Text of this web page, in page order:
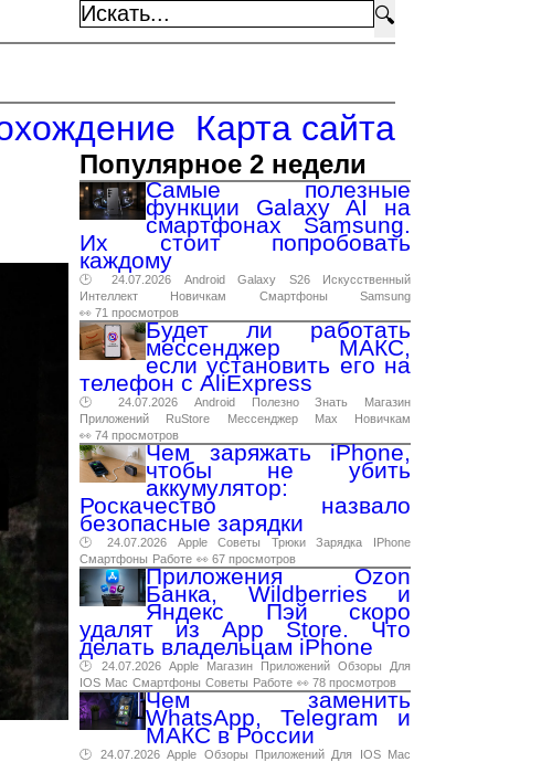
🔍
Карта сайта
Популярное 2 недели
Самые полезные
функции Galaxy AI на
смартфонах Samsung.
Их стоит попробовать
каждому
🕑 24.07.2026 Android Galaxy S26
Искусственный
Интеллект
Новичкам Смартфоны
Samsung
👀 71 просмотров
Будет ли работать
мессенджер МАКС,
если установить его на
телефон с AliExpress
🕑 24.07.2026 Android Полезно Знать
Магазин
Приложений
RuStore Мессенджер Max
Новичкам
👀 74 просмотров
Чем заряжать iPhone,
чтобы не убить
аккумулятор:
Роскачество назвало
безопасные зарядки
🕑 24.07.2026 Apple Советы Трюки Зарядка
IPhone
Смартфоны Работе 👀 67 просмотров
Приложения Ozon
Банка, Wildberries и
Яндекс Пэй скоро
удалят из App Store. Что
делать владельцам iPhone
🕑 24.07.2026 Apple Магазин Приложений Обзоры
Для
IOS Mac Смартфоны Советы Работе 👀 78 просмотров
Чем заменить
WhatsApp, Telegram и
МАКС в России
🕑 24.07.2026 Apple Обзоры Приложений Для IOS
Mac